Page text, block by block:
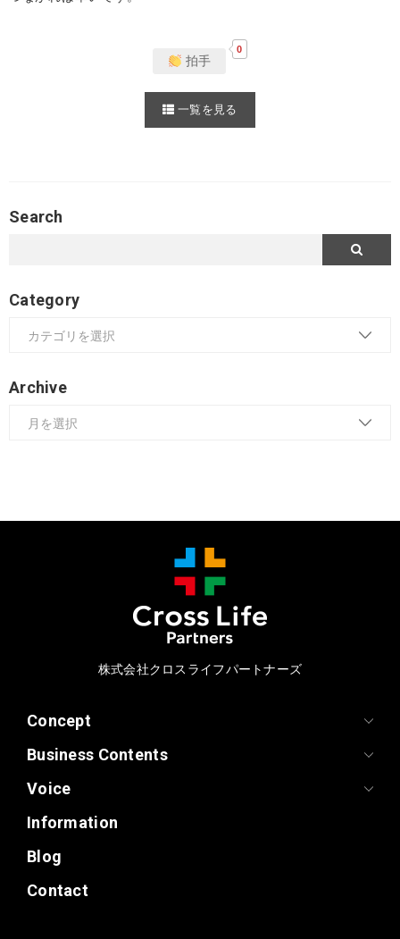
拍手
0
一覧を見る
Search
Category
Archive
株式会社クロスライフパートナーズ
Concept
Business Contents
Voice
Information
Blog
Contact